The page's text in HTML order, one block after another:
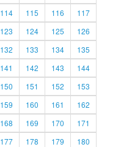
114 115 116
117
123 124 125
126
132 133 134
135
141 142 143
144
150 151 152
153
159 160 161
162
168 169 170
171
177 178 179
180